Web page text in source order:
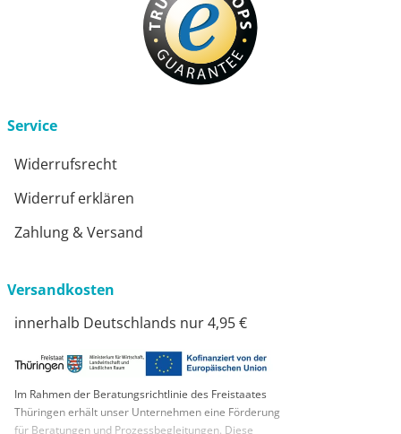
Service
Widerrufsrecht
Widerruf erklären
Zahlung & Versand
Versandkosten
innerhalb Deutschlands nur 4,95 €
Im Rahmen der Beratungsrichtlinie des Freistaates
Thüringen erhält unser Unternehmen eine Förderung
für Beratungen und Prozessbegleitungen. Diese